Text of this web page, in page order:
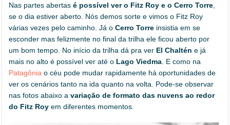
Nas partes abertasé possível ver o Fitz Roy e o Cerro Torre
se o dia estiver aberto. Nós demos sorte e vimos o Fitz Roy
várias vezes pelo caminho. Já oCerro Torre insistia em se
esconder mas felizmente no final da trilha ele ficou aberto por
um bom tempo. No início da trilha dá pra ver El Chaltén e já
mais no alto é possível ver até o Lago Viedma . E como na
Patagôniao céu pode mudar rapidamente há oportunidades de
ver os cenários tanto na ida quanto na volta. Pode-se observar
nas fotos abaixo avariação de formato das nuvens ao redor
do Fitz Roy em diferentes momentos.